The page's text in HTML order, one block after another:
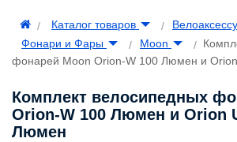
Каталог товаров
Фонари и Фары
Moon
фонарей Moon Orion-W 100 Люмен и
Комплект велосипедных
Orion-W 100 Люмен и Orion
Люмен